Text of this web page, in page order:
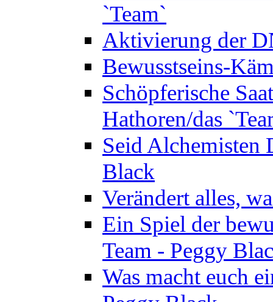
`Team`
Aktivierung der
Bewusstseins-
Schöpferische
Hathoren/das
Seid Alchemisten
Black
Verändert alles,
Ein Spiel der
Team - Peggy
Was macht euch